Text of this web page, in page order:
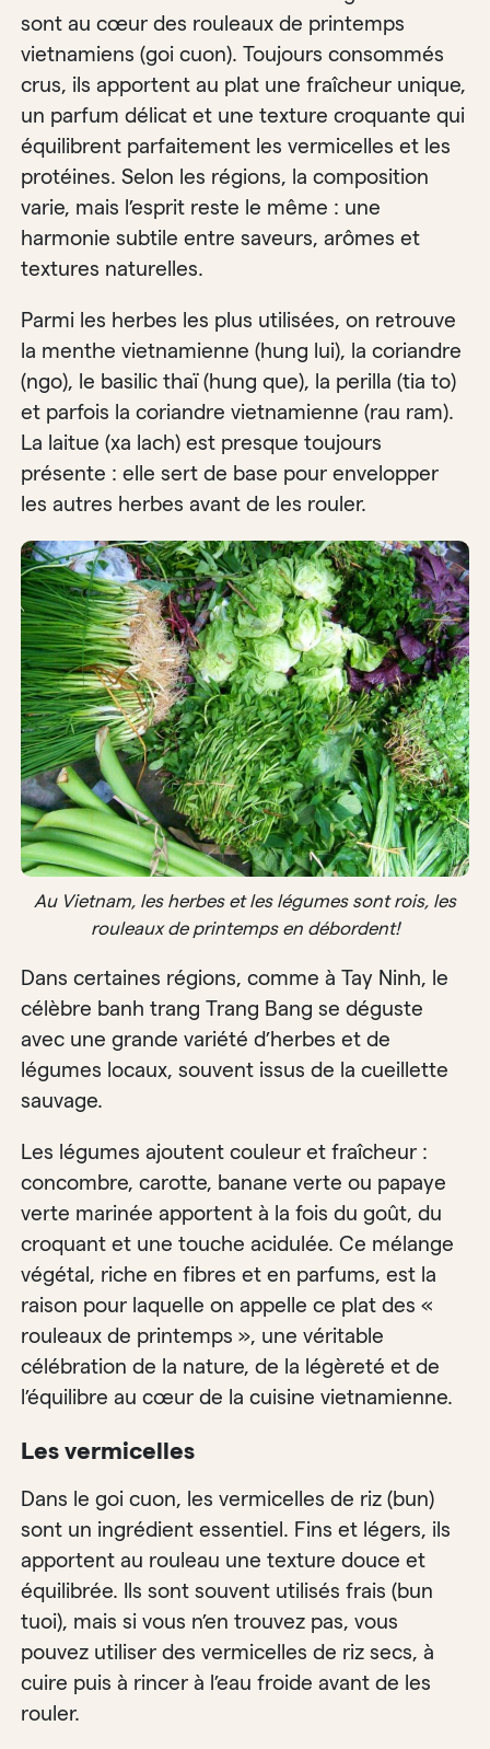
sont au cœur des rouleaux de printemps
vietnamiens (goi cuon). Toujours consommés
crus, ils apportent au plat une fraîcheur unique,
un parfum délicat et une texture croquante qui
équilibrent parfaitement les vermicelles et les
protéines. Selon les régions, la composition
varie, mais l’esprit reste le même : une
harmonie subtile entre saveurs, arômes et
textures naturelles.
Parmi les herbes les plus utilisées, on retrouve
la menthe vietnamienne (hung lui), la coriandre
(ngo), le basilic thaï (hung que), la perilla (tia to)
et parfois la coriandre vietnamienne (rau ram).
La laitue (xa lach) est presque toujours
présente : elle sert de base pour envelopper
les autres herbes avant de les rouler.
Au Vietnam, les herbes et les légumes sont rois, les
rouleaux de printemps en débordent!
Dans certaines régions, comme à Tay Ninh, le
célèbre banh trang Trang Bang se déguste
avec une grande variété d’herbes et de
légumes locaux, souvent issus de la cueillette
sauvage.
Les légumes ajoutent couleur et fraîcheur :
concombre, carotte, banane verte ou papaye
verte marinée apportent à la fois du goût, du
croquant et une touche acidulée. Ce mélange
végétal, riche en fibres et en parfums, est la
raison pour laquelle on appelle ce plat des «
rouleaux de printemps », une véritable
célébration de la nature, de la légèreté et de
l’équilibre au cœur de la cuisine vietnamienne.
Les vermicelles
Dans le goi cuon, les vermicelles de riz (bun)
sont un ingrédient essentiel. Fins et légers, ils
apportent au rouleau une texture douce et
équilibrée. Ils sont souvent utilisés frais (bun
tuoi), mais si vous n’en trouvez pas, vous
pouvez utiliser des vermicelles de riz secs, à
cuire puis à rincer à l’eau froide avant de les
rouler.